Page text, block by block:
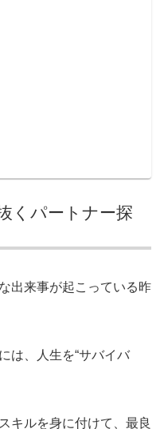
くパートナー探
出来事が起こっている昨
は、人生を“サバイバ
キルを身に付けて、最良